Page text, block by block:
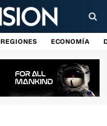
REGIONES ECONOMÍA